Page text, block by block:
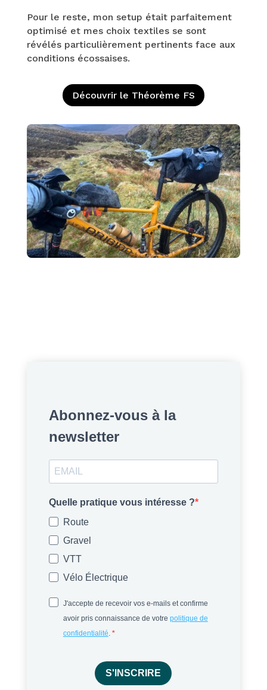
Pour le reste, mon setup était parfaitement
optimisé et mes choix textiles se sont
révélés particulièrement pertinents face aux
conditions écossaises.
Découvrir le Théorème FS
Abonnez-vous à la
newsletter
Quelle pratique vous intéresse ?
Route
Gravel
VTT
Vélo Électrique
J'accepte de recevoir vos e-mails et confirme
avoir pris connaissance de votre politique de
confidentialité
S'INSCRIRE